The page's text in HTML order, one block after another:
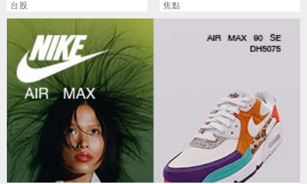
到了
台股 焦點